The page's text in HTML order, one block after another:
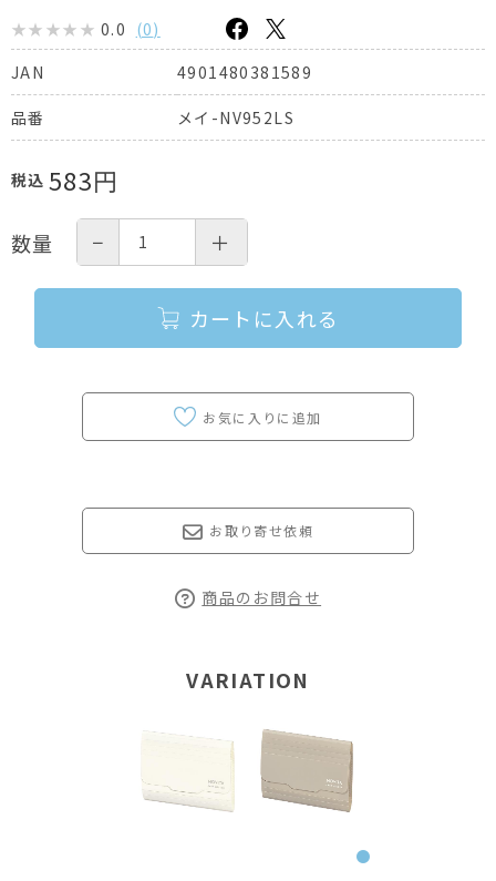
0.0 (0)
JAN
4901480381589
品番 メイ-NV952LS
税込 583円
数量 − ＋
カートに入れる
お取り寄せ依頼
商品のお問合せ
VARIATION